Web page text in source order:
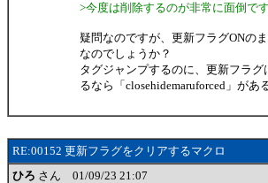
>今度は削除するのが非常に面倒です
疑問なのですが、更新フラグONの
なのでしょうか？
タグジャンプするのに、更新フラ
るなら「closehidemaruforced」があ
RE:00152 更新フラグをクリアするマクロ
ひろ さん 01/09/23 21:07